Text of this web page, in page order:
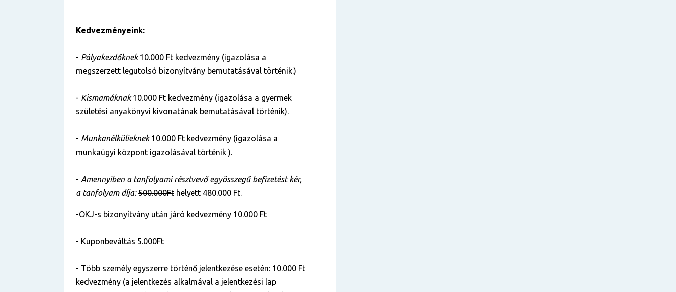
Kedvezményeink:
- Pályakezdőknek10.000 Ft kedvezmény (igazolása a
megszerzett legutolsó bizonyítvány bemutatásával történik.)
- Kismamáknak10.000 Ft kedvezmény (igazolása a gyermek
születési anyakönyvi kivonatának bemutatásával történik).
- Munkanélkülieknek10.000 Ft kedvezmény (igazolása a
munkaügyi központ igazolásával történik ).
- Amennyiben a tanfolyami résztvevő egyösszegű befizetést kér,
a tanfolyam díja: 500.000Ft helyett 480.000 Ft.
-OKJ-s bizonyítvány után járó kedvezmény 10.000 Ft
- Kuponbeváltás 5.000Ft
- Több személy egyszerre történő jelentkezése esetén: 10.000 Ft
kedvezmény (a jelentkezés alkalmával a jelentkezési lap